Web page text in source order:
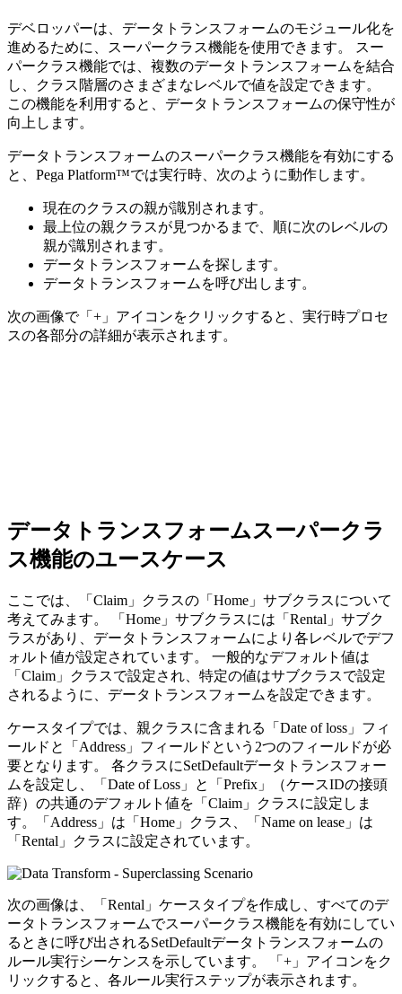
デベロッパーは、データトランスフォームのモジュール化を
進めるために、スーパークラス機能を使用できます。 スー
パークラス機能では、複数のデータトランスフォームを結合
し、クラス階層のさまざまなレベルで値を設定できます。
この機能を利用すると、データトランスフォームの保守性が
向上します。
データトランスフォームのスーパークラス機能を有効にする
と、Pega Platform™では実行時、次のように動作します。
現在のクラスの親が識別されます。
最上位の親クラスが見つかるまで、順に次のレベルの
親が識別されます。
データトランスフォームを探します。
データトランスフォームを呼び出します。
次の画像で「+」 アイコンをクリックすると、実行時プロセ
スの各部分の詳細が表示されます。
データトランスフォームスーパークラ
ス機能のユースケース
ここでは、 「Claim」 クラスの 「Home」 サブクラスについて
考えてみます。
「Home」 サブクラスには 「Rental」 サブク
ラスがあり、データトランスフォームにより各レベルでデフ
ォルト値が設定されています。 一般的なデフォルト値は
「Claim」
クラスで設定され、特定の値はサブクラスで設定
されるように、データトランスフォームを設定できます。
ケースタイプでは、親クラスに含まれる 「Date of loss」 フィ
ールドと
「Address」 フィールド という2つのフィールドが必
要となります。 各クラスにSetDefaultデータトランスフォー
ムを設定し、
「Date of Loss」 と 「Prefix」
（ケースIDの接頭
辞）の共通のデフォルト値を 「Claim」
クラスに設定しま
す。
「Address」 は 「Home」 クラス、 「Name on lease」 は
「Rental」
クラスに設定されています。
次の画像は、 「Rental」 ケースタイプを作成し、すべてのデ
ータトランスフォームでスーパークラス機能を有効にしてい
るときに呼び出されるSetDefaultデータトランスフォームの
ルール実行シーケンスを示しています。
「+」 アイコンをク
リックすると、各ルール実行ステップが表示されます。